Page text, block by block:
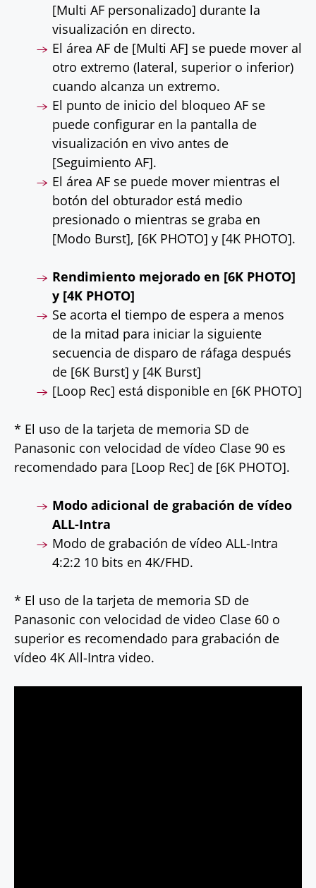
[Multi AF personalizado] durante la
visualización en directo.
El área AF de [Multi AF] se puede mover al
otro extremo (lateral, superior o inferior)
cuando alcanza un extremo.
El punto de inicio del bloqueo AF se
puede configurar en la pantalla de
visualización en vivo antes de
[Seguimiento AF].
El área AF se puede mover mientras el
botón del obturador está medio
presionado o mientras se graba en
[Modo Burst], [6K PHOTO] y [4K PHOTO].
Rendimiento mejorado en [6K PHOTO]
y [4K PHOTO]
Se acorta el tiempo de espera a menos
de la mitad para iniciar la siguiente
secuencia de disparo de ráfaga después
de [6K Burst] y [4K Burst]
[Loop Rec] está disponible en [6K PHOTO]
* El uso de la tarjeta de memoria SD de
Panasonic con velocidad de vídeo Clase 90 es
recomendado para [Loop Rec] de [6K PHOTO].
Modo adicional de grabación de vídeo
ALL-Intra
Modo de grabación de vídeo ALL-Intra
4:2:2 10 bits en 4K/FHD.
* El uso de la tarjeta de memoria SD de
Panasonic con velocidad de video Clase 60 o
superior es recomendado para grabación de
vídeo 4K All-Intra video.